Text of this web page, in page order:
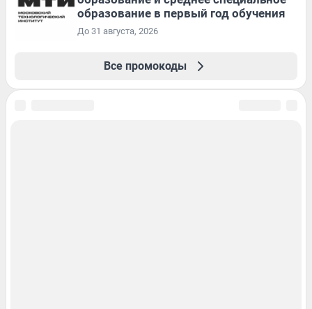
образование в первый год обучения
До 31 августа, 2026
Все промокоды